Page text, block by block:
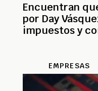
Encuentran
por Day
impuestos y
EMPRESAS